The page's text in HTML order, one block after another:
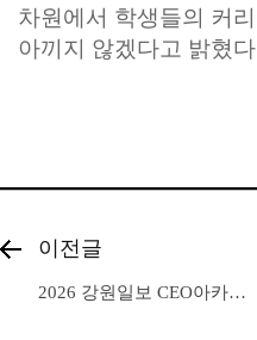
차원에서 학생들의 커
아끼지 않겠다고 밝혔
이전글
2026 강원일보 CEO아카데미 강연